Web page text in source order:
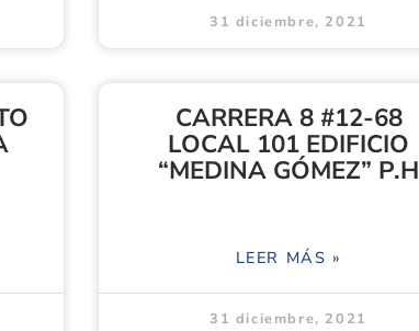
31 diciembre, 2021
CARRERA 8 #12-68
LOCAL 101 EDIFICIO
“MEDINA GÓMEZ” P.H
LEER MÁS »
31 diciembre, 2021